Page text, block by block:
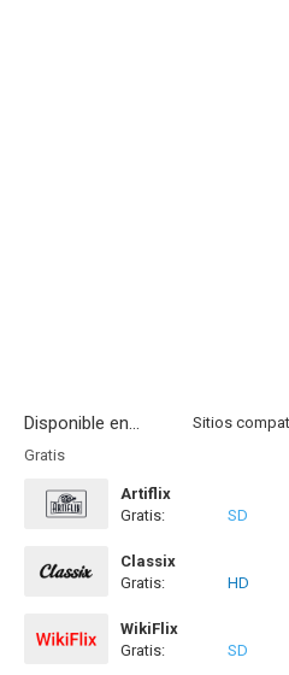
Disponible en...
Gratis
Artiflix
Gratis:
SD
Classix
Gratis:
HD
WikiFlix
Gratis:
SD